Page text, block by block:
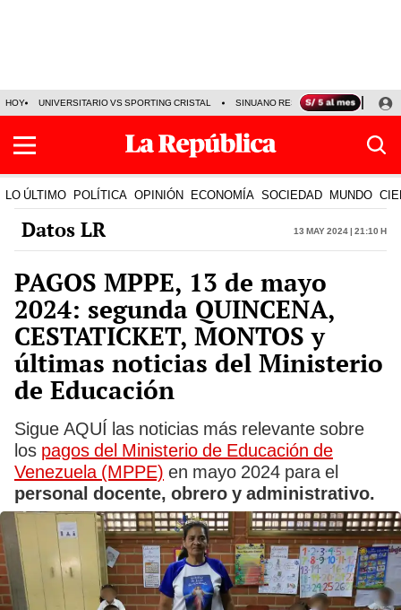
HOY UNIVERSITARIO VS SPORTING CRISTAL SINUANO RESULTADOS HOY
LO ÚLTIMO POLÍTICA OPINIÓN ECONOMÍA SOCIEDAD MUNDO
Datos LR 13 May 2024 | 21:10 h
PAGOS MPPE, 13 de mayo
2024: segunda QUINCENA,
CESTATICKET, MONTOS y
últimas noticias del Ministerio
de Educación
Sigue AQUÍ las noticias más relevante sobre
los pagos del Ministerio de Educación de
Venezuela (MPPE) en mayo 2024 para el
personal docente, obrero y administrativo.